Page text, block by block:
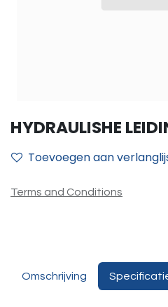
HYDRAULISHE
Toevoegen aan
Terms and Conditions
Omschrijving